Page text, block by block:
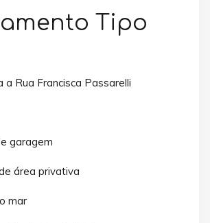
Tipo
a Rua Francisca Passarelli
garagem
área privativa
mar